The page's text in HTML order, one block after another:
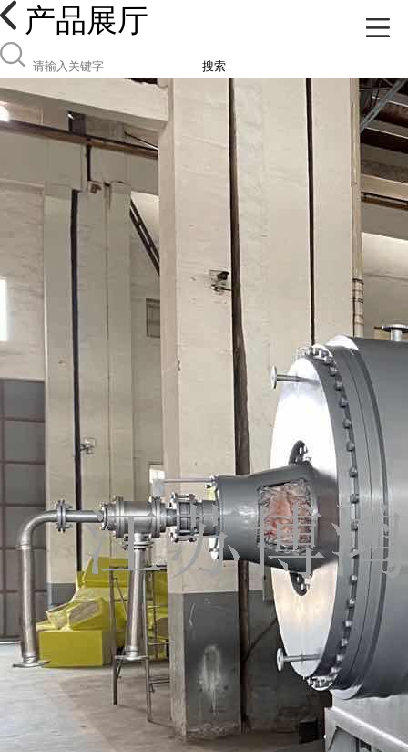
产品展厅
搜索